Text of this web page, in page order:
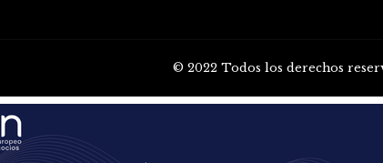
© 2022 Todos los derechos